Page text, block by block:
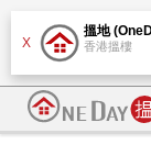
X
搵地
香港搵樓